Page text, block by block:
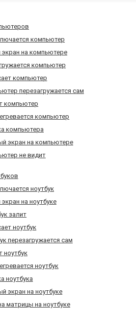
компьютер
экран на компьютере
компьютер
компьютер
перезагружается сам
компьютер
компьютер
компьютера
экран на компьютере
не видит
ноутбук
экран на ноутбуке
залит
ноутбук
перезагружается сам
ноутбук
ноутбук
ноутбука
экран на ноутбуке
матрицы на ноутбуке